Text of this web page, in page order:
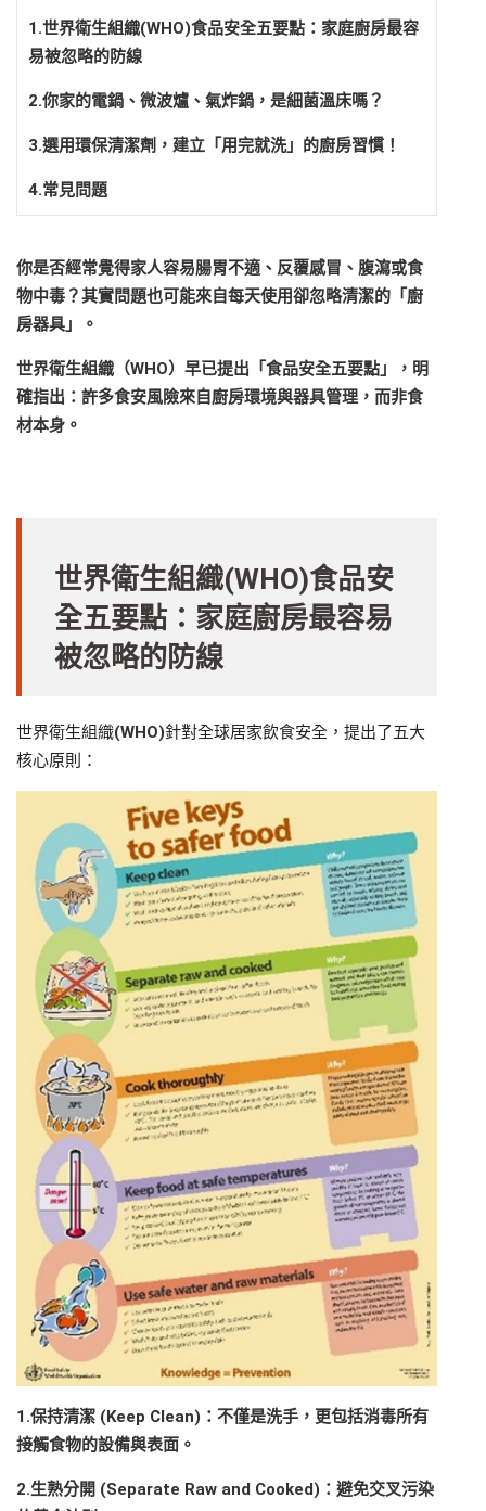
1.世界衛生組織(WHO)食品安全五要點：家庭廚房最容
易被忽略的防線
2.你家的電鍋、微波爐、氣炸鍋，是細菌溫床嗎？
3.選用環保清潔劑，建立「用完就洗」的廚房習慣！
4.常見問題
你是否經常覺得家人容易腸胃不適、反覆感冒、腹瀉或食
物中毒？其實問題也可能來自每天使用卻忽略清潔的「廚
房器具」。
世界衛生組織（WHO）早已提出「食品安全五要點」，明
確指出：許多食安風險來自廚房環境與器具管理，而非食
材本身。
世界衛生組織(WHO)食品安
全五要點：家庭廚房最容易
被忽略的防線
世界衛生組織(WHO)針對全球居家飲食安全，提出了五大
核心原則：
1.保持清潔 (Keep Clean)：不僅是洗手，更包括消毒所有
接觸食物的設備與表面。
2.生熟分開 (Separate Raw and Cooked)：避免交叉污染